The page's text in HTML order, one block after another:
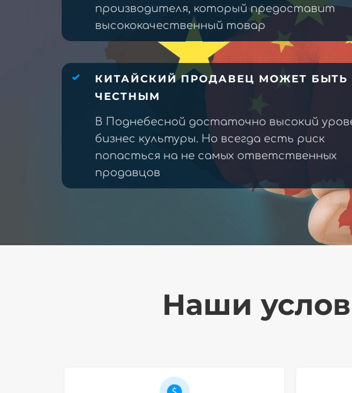
производителя, который предоставит
высококачественный товар
КИТАЙСКИЙ ПРОДАВЕЦ МОЖЕТ БЫТЬ
ЧЕСТНЫМ
В Поднебесной достаточно высокий
бизнес культуры. Но всегда есть риск
попасться на не самых ответственных
продавцов
Наши